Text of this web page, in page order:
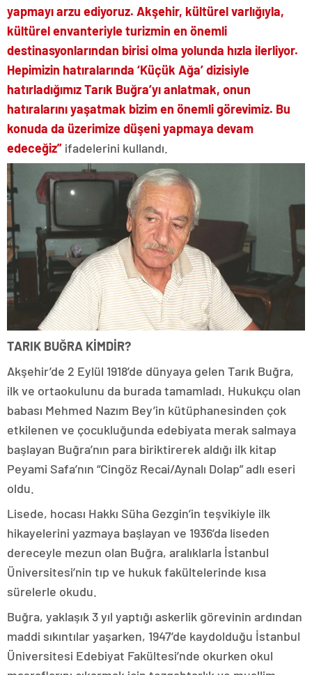
yapmayı arzu ediyoruz. Akşehir, kültürel varlığıyla,
kültürel envanteriyle turizmin en önemli
destinasyonlarından birisi olma yolunda hızla ilerliyor.
Hepimizin hatıralarında ‘Küçük Ağa’ dizisiyle
hatırladığımız Tarık Buğra’yı anlatmak, onun
hatıralarını yaşatmak bizim en önemli görevimiz. Bu
konuda da üzerimize düşeni yapmaya devam
edeceğiz” ifadelerini kullandı.
TARIK BUĞRA KİMDİR?
Akşehir’de 2 Eylül 1918’de dünyaya gelen Tarık Buğra,
ilk ve ortaokulunu da burada tamamladı. Hukukçu olan
babası Mehmed Nazım Bey’in kütüphanesinden çok
etkilenen ve çocukluğunda edebiyata merak salmaya
başlayan Buğra’nın para biriktirerek aldığı ilk kitap
Peyami Safa’nın “Cingöz Recai/Aynalı Dolap” adlı eseri
oldu.
Lisede, hocası Hakkı Süha Gezgin’in teşvikiyle ilk
hikayelerini yazmaya başlayan ve 1936’da liseden
dereceyle mezun olan Buğra, aralıklarla İstanbul
Üniversitesi’nin tıp ve hukuk fakültelerinde kısa
sürelerle okudu.
Buğra, yaklaşık 3 yıl yaptığı askerlik görevinin ardından
maddi sıkıntılar yaşarken, 1947’de kaydolduğu İstanbul
Üniversitesi Edebiyat Fakültesi’nde okurken okul